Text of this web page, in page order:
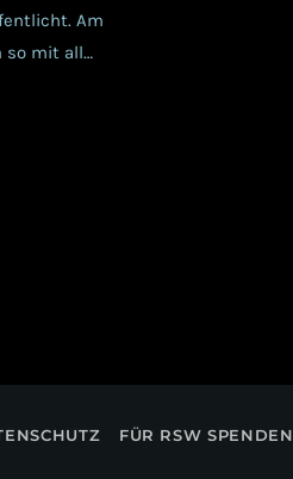
Am
so mit all
12 Tracks
FÜR RSW SPENDEN